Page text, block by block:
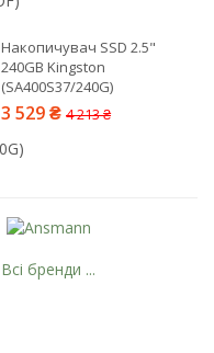
Накопичувач SSD 2.5"
240GB Kingston
(SA400S37/240G)
3 529 ₴ 4 213 ₴
Всі бренди ...